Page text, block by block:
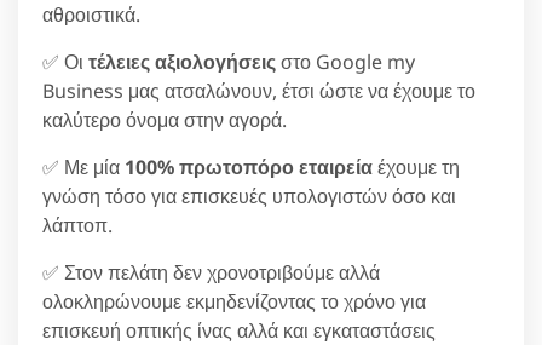
αθροιστικά.
✅ Οι τέλειες αξιολογήσειςστο Google my
Business μας ατσαλώνουν, έτσι ώστε να έχουμε το
καλύτερο όνομα στην αγορά.
✅ Με μία 100% πρωτοπόρο εταιρείαέχουμε τη
γνώση τόσο για επισκευές υπολογιστών όσο και
λάπτοπ.
✅ Στον πελάτη δεν χρονοτριβούμε αλλά
ολοκληρώνουμε εκμηδενίζοντας το χρόνο για
επισκευή οπτικής ίνας αλλά και εγκαταστάσεις